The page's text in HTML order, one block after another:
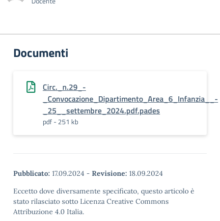
Documenti
Circ._n.29_-
_Convocazione_Dipartimento_Area_6_Infanzia__-
_25__settembre_2024.pdf.pades
pdf - 251 kb
Pubblicato: 17.09.2024 - Revisione: 18.09.2024
Eccetto dove diversamente specificato, questo articolo è
stato rilasciato sotto Licenza Creative Commons
Attribuzione 4.0 Italia.